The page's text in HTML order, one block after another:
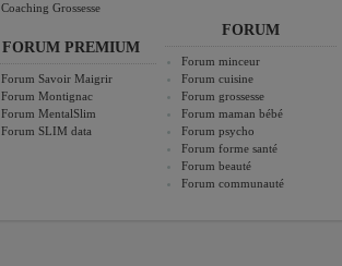
Coaching Grossesse
FORUM PREMIUM
Forum Savoir Maigrir
Forum Montignac
Forum MentalSlim
Forum SLIM data
FORUM
Forum minceur
Forum cuisine
Forum grossesse
Forum maman bébé
Forum psycho
Forum forme santé
Forum beauté
Forum communauté